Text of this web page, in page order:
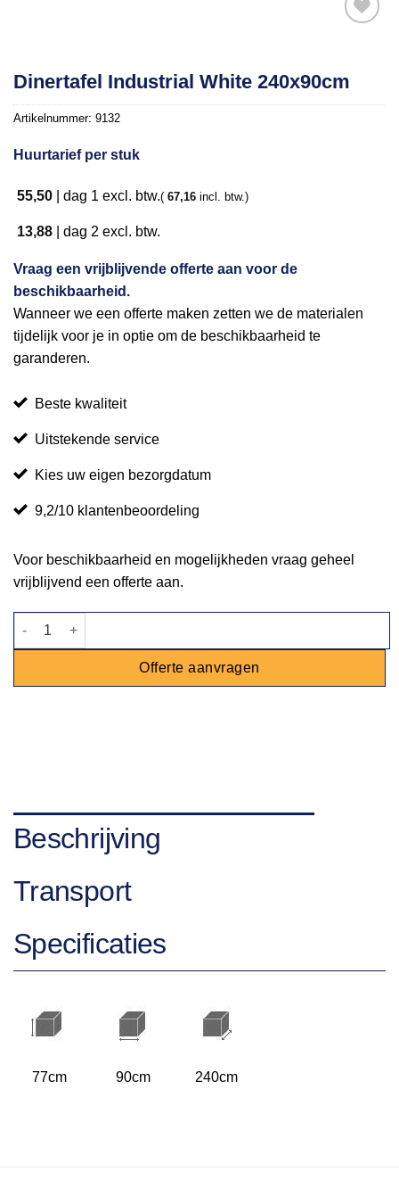
Toevoegen
aan
verlanglijst
Dinertafel Industrial White 240x90cm
Artikelnummer: 9132
Huurtarief per stuk
55,50 dag 1 excl. btw.( 67,16 incl. btw.)
13,88 dag 2 excl. btw.
Vraag een vrijblijvende offerte aan voor de
beschikbaarheid.
Wanneer we een offerte maken zetten we de materialen
tijdelijk voor je in optie om de beschikbaarheid te
garanderen.
Beste kwaliteit
Uitstekende service
Kies uw eigen bezorgdatum
9,2/10 klantenbeoordeling
Voor beschikbaarheid en mogelijkheden vraag geheel
vrijblijvend een offerte aan.
Dinertafel Industrial White 240x90cm aantal
Offerte aanvragen
Beschrijving
Transport
Specificaties
77cm 90cm 240cm